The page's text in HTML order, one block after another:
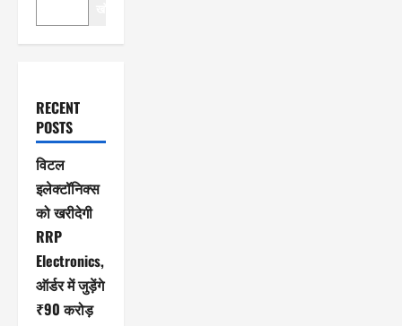
RECENT
POSTS
विटल
इलेक्टॉनिक्स
को खरीदेगी
RRP
Electronics,
ऑर्डर में जुड़ेंगे
₹90 करोड़